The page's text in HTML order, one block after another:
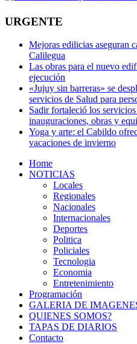
URGENTE
Mejoras edilicias aseguran
Calilegua
Las obras para el nuevo
ejecución
«Jujuy sin barreras» se
servicios de Salud para
Sadir fortaleció los
inauguraciones, obras y
Yoga y arte: el Cabildo
vacaciones de invierno
Home
NOTICIAS
Locales
Regionales
Nacionales
Internacionales
Deportes
Politica
Policiales
Tecnologia
Economia
Entretenimiento
Programación
GALERIA DE
QUIENES SOMOS?
TAPAS DE DIARIOS
Contacto